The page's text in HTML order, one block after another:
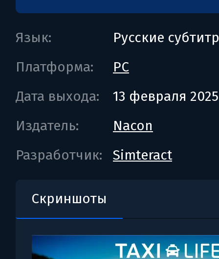
Язык:
Русские
Платформа:
PC
Дата выхода:
13 февраля 2025
Издатель:
Nacon
Разработчик:
Simteract
Скриншоты